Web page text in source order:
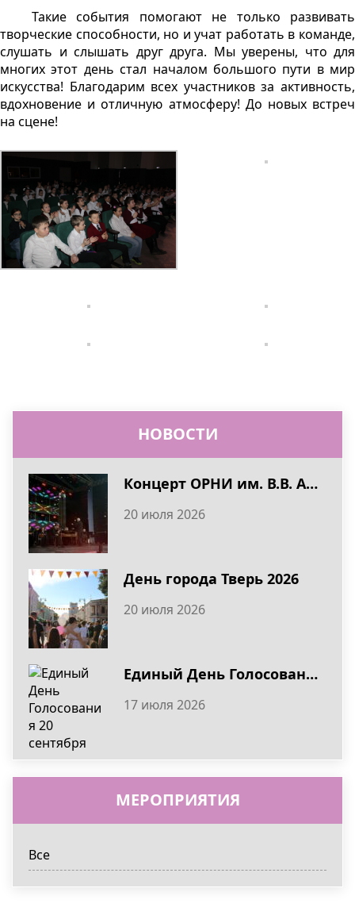
Такие события помогают не только развивать
творческие способности, но и учат работать в команде,
слушать и слышать друг друга. Мы уверены, что для
многих этот день стал началом большого пути в мир
искусства! Благодарим всех участников за активность,
вдохновение и отличную атмосферу! До новых встреч
на сцене!
НОВОСТИ
Концерт ОРНИ им. В.В. Андреева в День города Тверь 2026
20 июля 2026
День города Тверь 2026
20 июля 2026
Единый День Голосования 20 сентября
17 июля 2026
МЕРОПРИЯТИЯ
Все